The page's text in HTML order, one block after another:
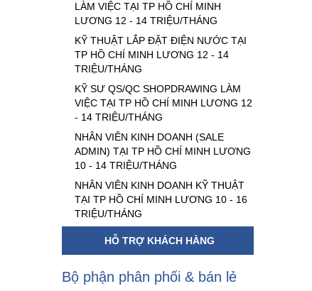
LÀM VIỆC TẠI TP HỒ CHÍ MINH
LƯƠNG 12 - 14 TRIỆU/THÁNG
KỸ THUẬT LẮP ĐẶT ĐIỆN NƯỚC TẠI
TP HỒ CHÍ MINH LƯƠNG 12 - 14
TRIỆU/THÁNG
KỸ SƯ QS/QC SHOPDRAWING LÀM
VIỆC TẠI TP HỒ CHÍ MINH LƯƠNG 12
- 14 TRIỆU/THÁNG
NHÂN VIÊN KINH DOANH (SALE
ADMIN) TẠI TP HỒ CHÍ MINH LƯƠNG
10 - 14 TRIỆU/THÁNG
NHÂN VIÊN KINH DOANH KỸ THUẬT
TẠI TP HỒ CHÍ MINH LƯƠNG 10 - 16
TRIỆU/THÁNG
HỖ TRỢ KHÁCH HÀNG
Bộ phận phân phối & bán lẻ